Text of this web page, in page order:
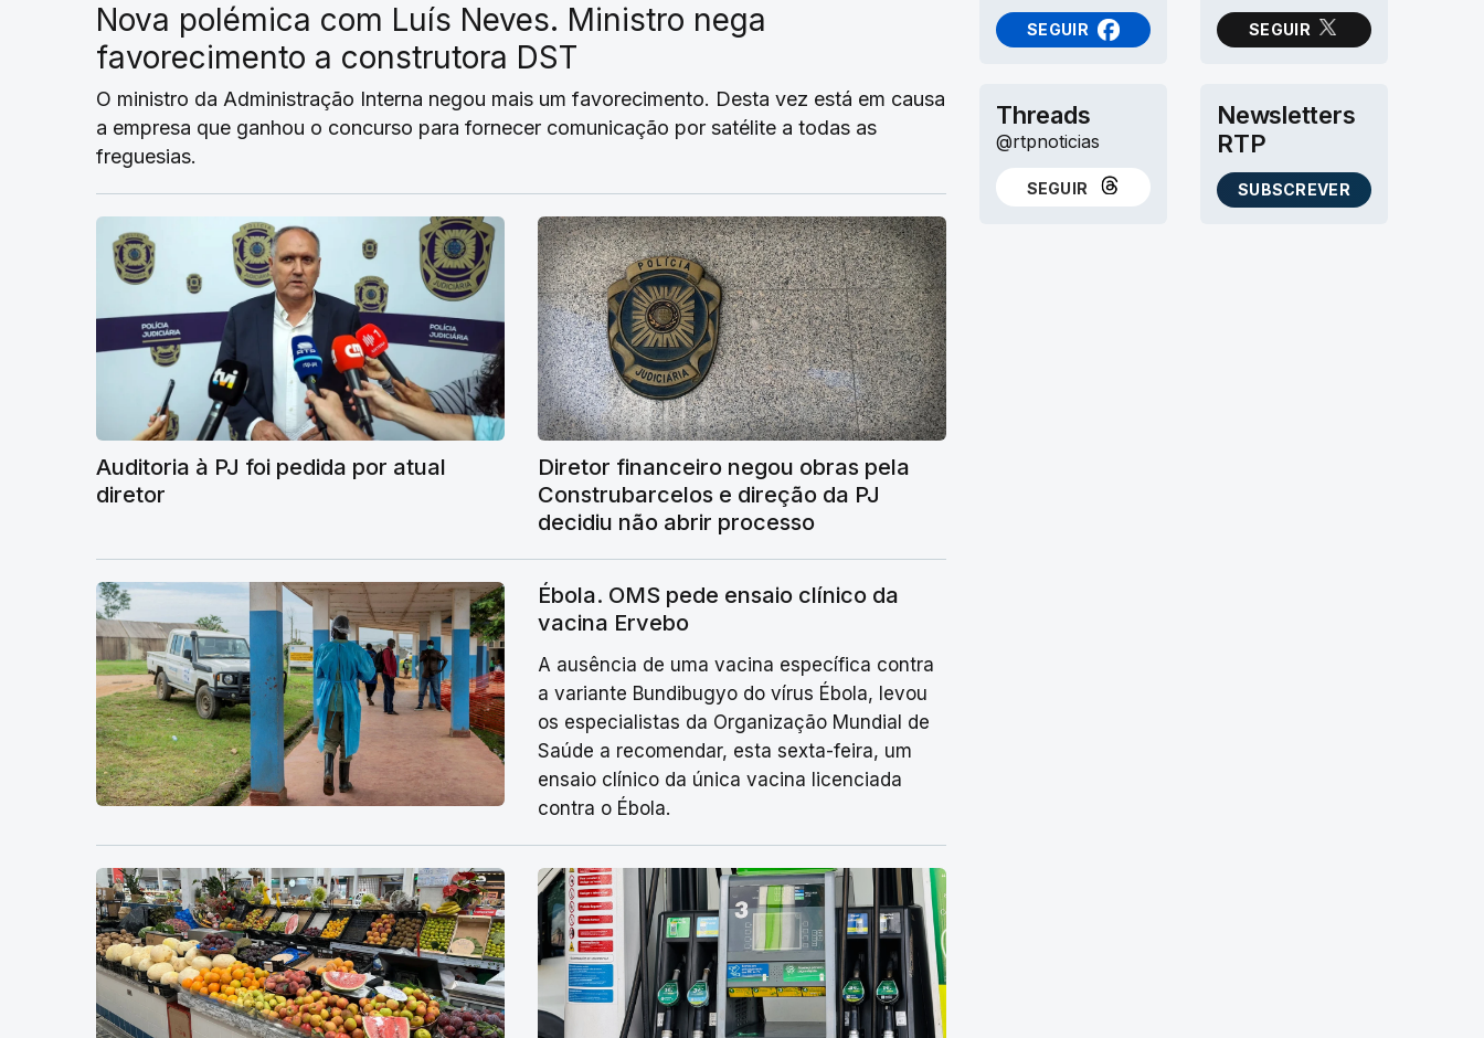
Nova polémica com Luís Neves. Ministro nega
favorecimento a construtora DST
O ministro da Administração Interna negou mais um favorecimento. Desta vez está em causa
a empresa que ganhou o concurso para fornecer comunicação por satélite a todas as
freguesias.
Auditoria à PJ foi pedida por atual
diretor
Diretor financeiro negou obras pela
Construbarcelos e direção da PJ
decidiu não abrir processo
Ébola. OMS pede ensaio clínico da
vacina Ervebo
A ausência de uma vacina específica contra
a variante Bundibugyo do vírus Ébola, levou
os especialistas da Organização Mundial de
Saúde a recomendar, esta sexta-feira, um
ensaio clínico da única vacina licenciada
contra o Ébola.
SEGUIR
NO FACEBOOK
SEGUIR
NO X (TWITTER)
Threads
@rtpnoticias
SEGUIR
NO THREADS
Newsletters
RTP
SUBSCREVER
AS NEWSLETTERS RTP